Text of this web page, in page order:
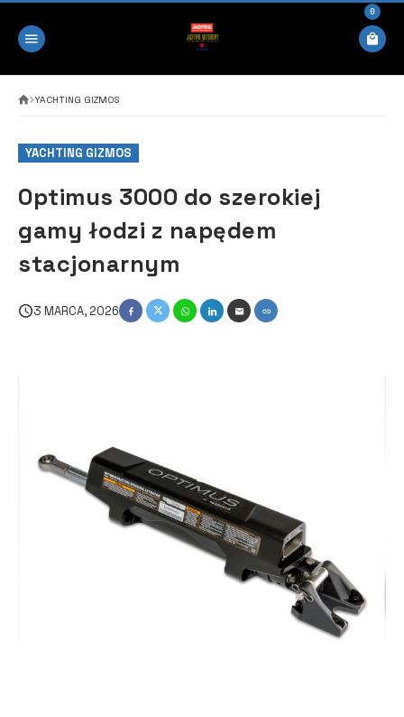
0
YACHTING GIZMOS
YACHTING GIZMOS
Optimus 3000 do szerokiej
gamy łodzi z napędem
stacjonarnym
3 MARCA, 2026